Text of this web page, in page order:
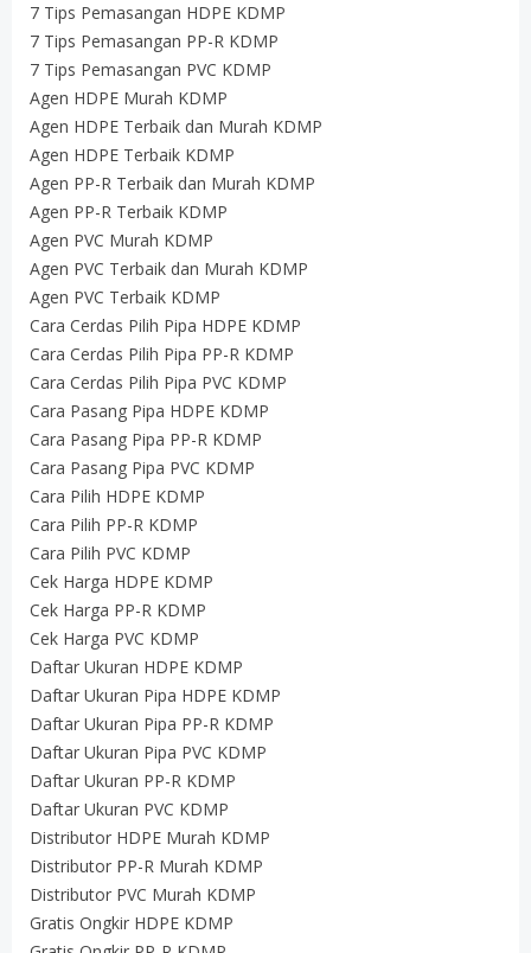
7 Tips Pemasangan HDPE KDMP
7 Tips Pemasangan PP-R KDMP
7 Tips Pemasangan PVC KDMP
Agen HDPE Murah KDMP
Agen HDPE Terbaik dan Murah KDMP
Agen HDPE Terbaik KDMP
Agen PP-R Terbaik dan Murah KDMP
Agen PP-R Terbaik KDMP
Agen PVC Murah KDMP
Agen PVC Terbaik dan Murah KDMP
Agen PVC Terbaik KDMP
Cara Cerdas Pilih Pipa HDPE KDMP
Cara Cerdas Pilih Pipa PP-R KDMP
Cara Cerdas Pilih Pipa PVC KDMP
Cara Pasang Pipa HDPE KDMP
Cara Pasang Pipa PP-R KDMP
Cara Pasang Pipa PVC KDMP
Cara Pilih HDPE KDMP
Cara Pilih PP-R KDMP
Cara Pilih PVC KDMP
Cek Harga HDPE KDMP
Cek Harga PP-R KDMP
Cek Harga PVC KDMP
Daftar Ukuran HDPE KDMP
Daftar Ukuran Pipa HDPE KDMP
Daftar Ukuran Pipa PP-R KDMP
Daftar Ukuran Pipa PVC KDMP
Daftar Ukuran PP-R KDMP
Daftar Ukuran PVC KDMP
Distributor HDPE Murah KDMP
Distributor PP-R Murah KDMP
Distributor PVC Murah KDMP
Gratis Ongkir HDPE KDMP